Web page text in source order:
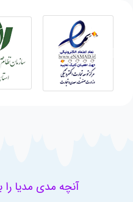
آنچه مدی مدیا را